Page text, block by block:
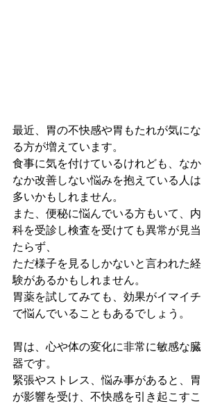
最近、胃の不快感や胃もたれが気にな
る方が増えています。
食事に気を付けているけれども、なか
なか改善しない悩みを抱えている人は
多いかもしれません。
また、便秘に悩んでいる方もいて、内
科を受診し検査を受けても異常が見当
たらず、
ただ様子を見るしかないと言われた経
験があるかもしれません。
胃薬を試してみても、効果がイマイチ
で悩んでいることもあるでしょう。
胃は、心や体の変化に非常に敏感な臓
器です。
緊張やストレス、悩み事があると、胃
が影響を受け、不快感を引き起こすこ